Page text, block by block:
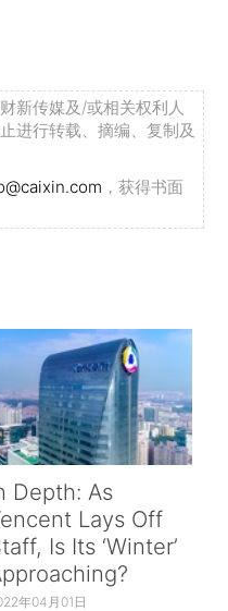
新传媒及/或相关权利人
进行转载、摘编、复制及
，获得书面
Depth: As
Lays Off
Is Its ‘Winter’
年04月01日